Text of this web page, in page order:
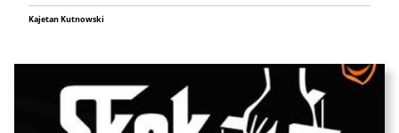
Kajetan Kutnowski